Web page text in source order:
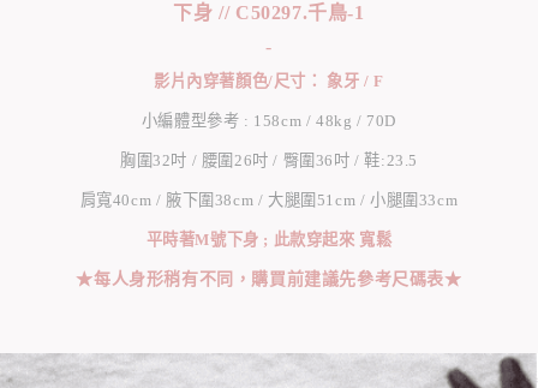
下身 // C50297.千鳥-1
-
影片內穿著顏色/尺寸： 象牙 / F
小編體型參考 : 158cm / 48kg / 70D
胸圍32吋 / 腰圍26吋 / 臀圍36吋 / 鞋:23.5
肩寬40cm / 腋下圍38cm / 大腿圍51cm / 小腿圍33cm
平時著M號下身 ; 此款穿起來 寬鬆
★每人身形稍有不同，購買前建議先參考尺碼表★